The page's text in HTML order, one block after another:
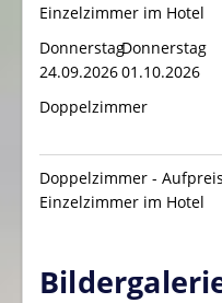
Einzelzimmer im Hotel
Donnerstag
24.09.2026
Donnerstag
01.10.2026
Doppelzimmer
Doppelzimmer - Aufpreis
Einzelzimmer im Hotel